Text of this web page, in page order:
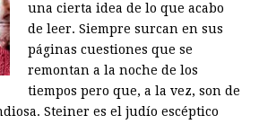
una cierta idea de lo que acabo
de leer. Siempre surcan en sus
páginas cuestiones que se
remontan a la noche de los
tiempos pero que, a la vez, son de
Steiner es el judío escéptico